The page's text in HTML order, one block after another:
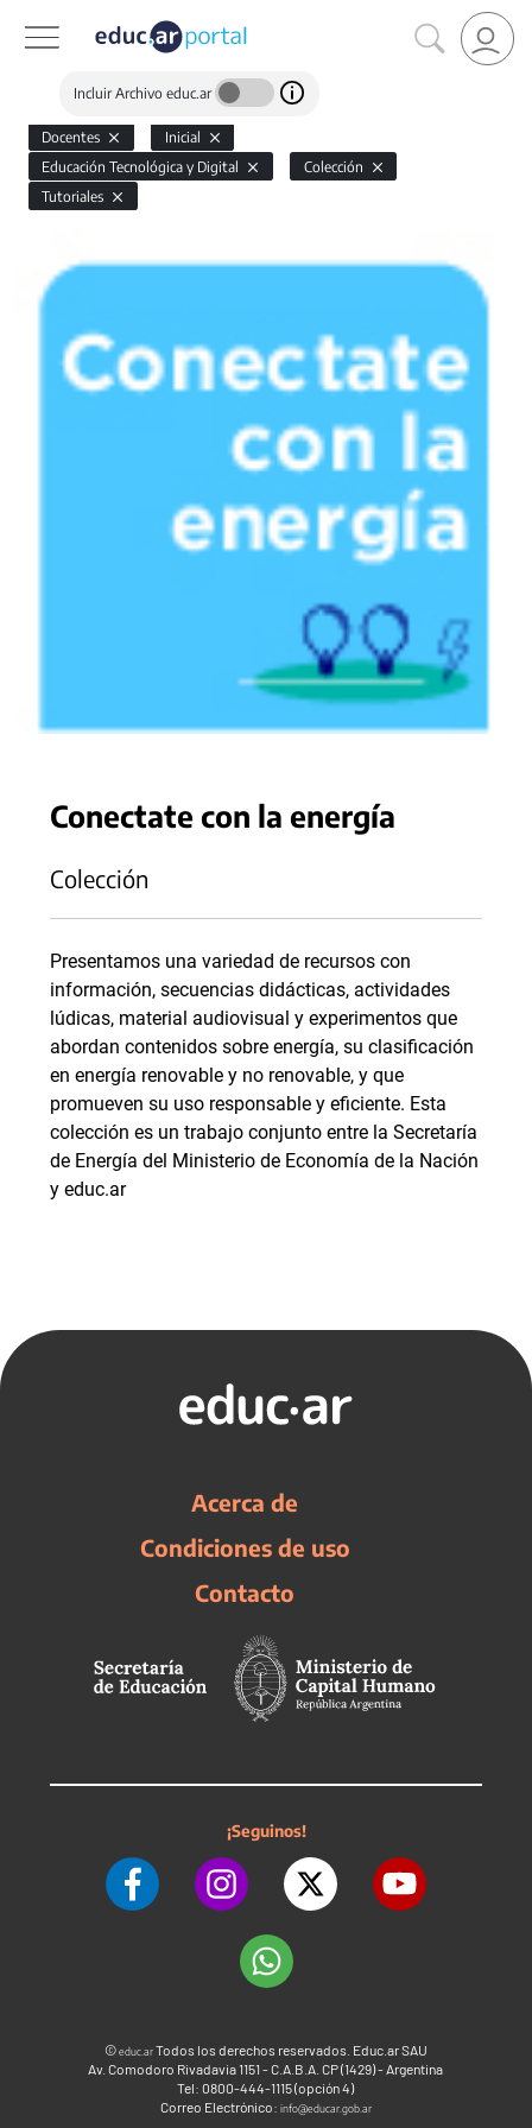
Incluir Archivo educ.ar
Docentes
Inicial
Educación Tecnológica y Digital
Colección
Tutoriales
Conectate con la energía
Colección
Presentamos una variedad de recursos con
información, secuencias didácticas, actividades
lúdicas, material audiovisual y experimentos que
abordan contenidos sobre energía, su clasificación
en energía renovable y no renovable, y que
promueven su uso responsable y eficiente. Esta
colección es un trabajo conjunto entre la Secretaría
de Energía del Ministerio de Economía de la Nación
y educ.ar
Acerca de
Condiciones de uso
Contacto
¡Seguinos!
©educ.arTodos los derechos reservados. Educ.ar SAU
Av. Comodoro Rivadavia 1151 - C.A.B.A. CP (1429) - Argentina
Tel: 0800-444-1115 (opción 4)
Correo Electrónico: info@educar.gob.ar